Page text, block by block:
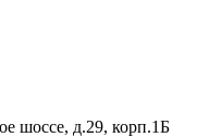
шоссе, д.29, корп.1Б